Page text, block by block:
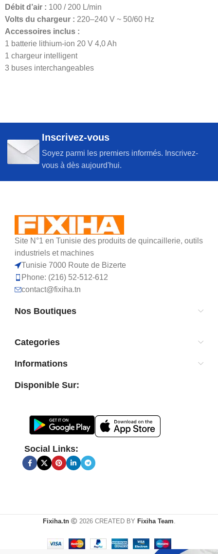
Débit d’air : 100 / 200 L/min
Volts du chargeur : 220–240 V ~ 50/60 Hz
Accessoires inclus :
1 batterie lithium-ion 20 V 4,0 Ah
1 chargeur intelligent
3 buses interchangeables
Inscrivez-vous
Soyez parmi les premiers informés. Inscrivez-
vous à dès aujourd'hui.
Site N°1 en Tunisie des produits de quincaillerie, outils
industriels et machines
Tunisie 7000 Route de Bizerte
Phone: (216) 52-512-612
contact@fixiha.tn
Nos Boutiques
Categories
Informations
Disponible Sur:
Social Links:
Fixiha.tn 2026 CREATED BY Fixiha Team.